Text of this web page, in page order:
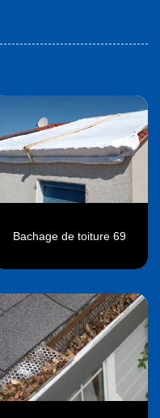
Bachage de toiture 69